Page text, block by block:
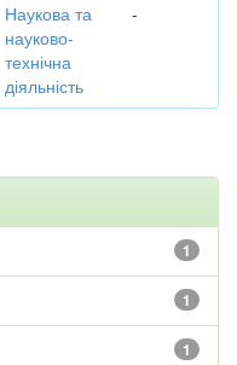
Наукова та
науково-
технічна
діяльність
-
1
1
1